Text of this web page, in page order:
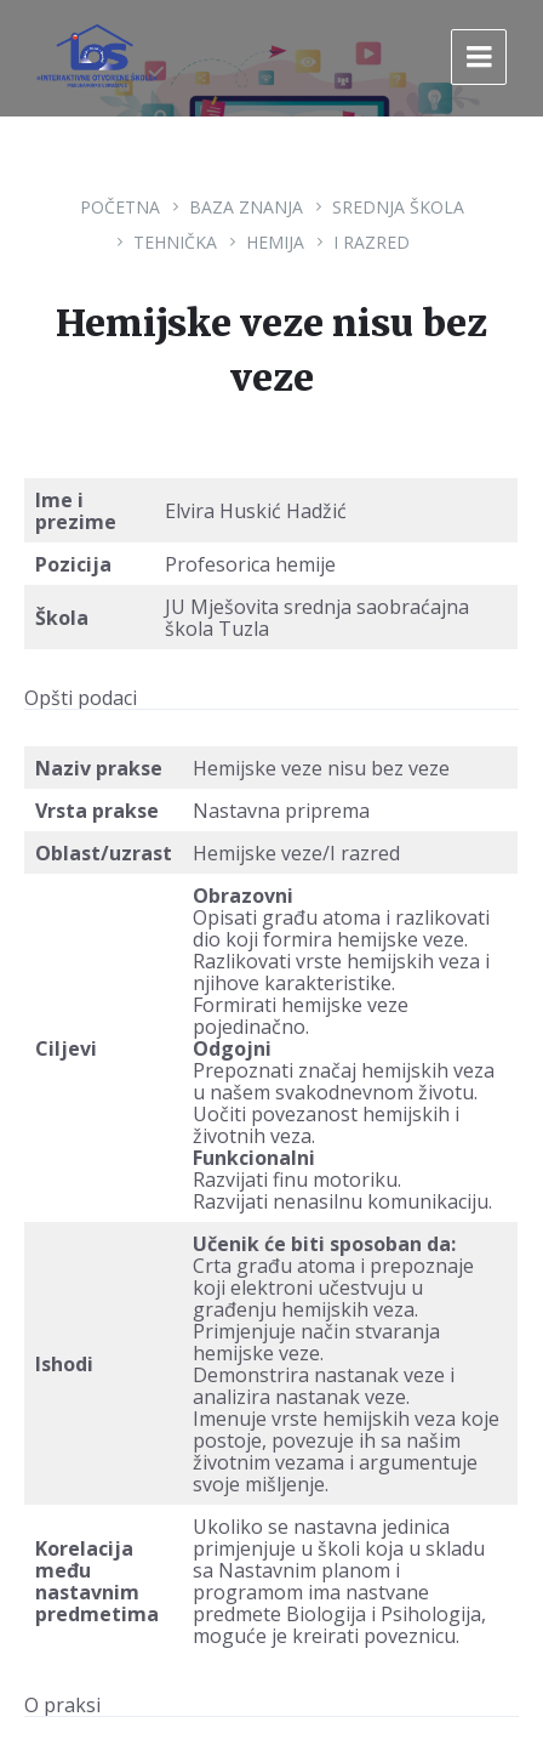
sadržaj
glavnu
navigaciju.
POČETNA BAZA ZNANJA
SREDNJA ŠKOLA
TEHNIČKA
HEMIJA I RAZRED
Hemijske veze nisu bez
veze
Ime i
prezime
Elvira Huskić Hadžić
Pozicija
Profesorica hemije
Škola
JU Mješovita srednja saobraćajna
škola Tuzla
Opšti podaci
Naziv prakse
Hemijske veze nisu bez veze
Vrsta prakse
Nastavna priprema
Oblast/uzrast
Hemijske veze/I razred
Ciljevi
Obrazovni
Opisati građu atoma i razlikovati
dio koji formira hemijske veze.
Razlikovati vrste hemijskih veza i
njihove karakteristike.
Formirati hemijske veze
pojedinačno.
Odgojni
Prepoznati značaj hemijskih veza
u našem svakodnevnom životu.
Uočiti povezanost hemijskih i
životnih veza.
Funkcionalni
Razvijati finu motoriku.
Razvijati nenasilnu komunikaciju.
Ishodi
Učenik će biti sposoban da:
Crta građu atoma i prepoznaje
koji elektroni učestvuju u
građenju hemijskih veza.
Primjenjuje način stvaranja
hemijske veze.
Demonstrira nastanak veze i
analizira nastanak veze.
Imenuje vrste hemijskih veza koje
postoje, povezuje ih sa našim
životnim vezama i argumentuje
svoje mišljenje.
Korelacija
među
nastavnim
predmetima
Ukoliko se nastavna jedinica
primjenjuje u školi koja u skladu
sa Nastavnim planom i
programom ima nastvane
predmete Biologija i Psihologija,
moguće je kreirati poveznicu.
O praksi